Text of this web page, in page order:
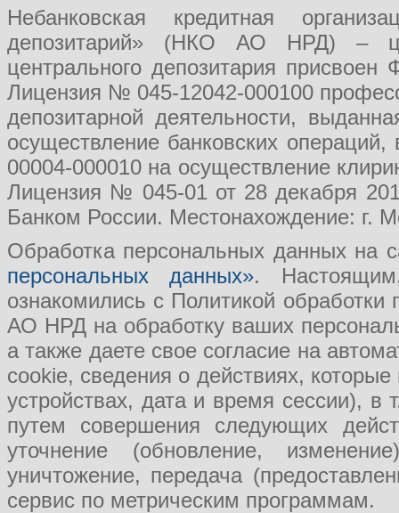
Небанковская кредитная
депозитарий» (НКО АО НРД) –
центрального депозитария
Лицензия № 045-12042-000100
депозитарной деятельности,
осуществление банковских
00004-000010 на осуществление
Лицензия № 045-01 от 28 декабря
Банком России. Местонахождение: г.
Обработка персональных данных на
персональных данных».
ознакомились с Политикой
АО НРД на обработку ваших
а также даете свое согласие на
cookie, сведения о действиях,
устройствах, дата и время сессии), в
путем совершения следующих
уточнение (обновление,
уничтожение, передача
сервис по метрическим программам.